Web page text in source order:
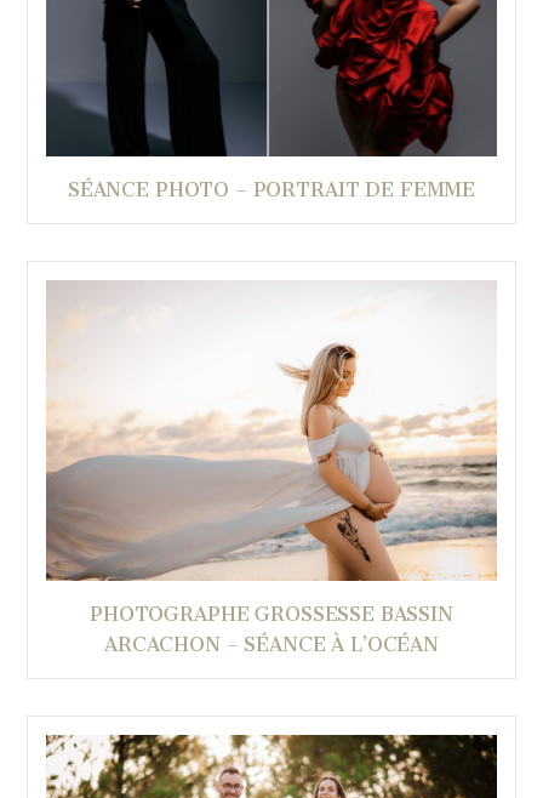
SÉANCE PHOTO – PORTRAIT DE FEMME
PHOTOGRAPHE GROSSESSE BASSIN
ARCACHON – SÉANCE À L’OCÉAN